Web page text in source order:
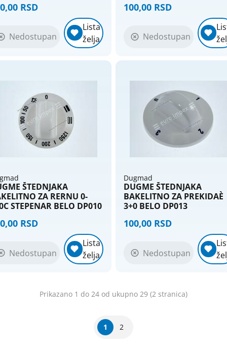
RSD
Nedostupan
Lista
želja
100,00 RSD
Nedostupan
ŠTEDNJAKA
ZA RERNU 0-
STEPENAR BELO DP010
RSD
Nedostupan
Lista
želja
Dugmad
DUGME ŠTEDNJAKA
BAKELITNO ZA PREKIDAÈ
3+0 BELO DP013
100,00 RSD
Nedostupan
Prikazano 1 do 24 od ukupno 29 (2 stranica)
1 2